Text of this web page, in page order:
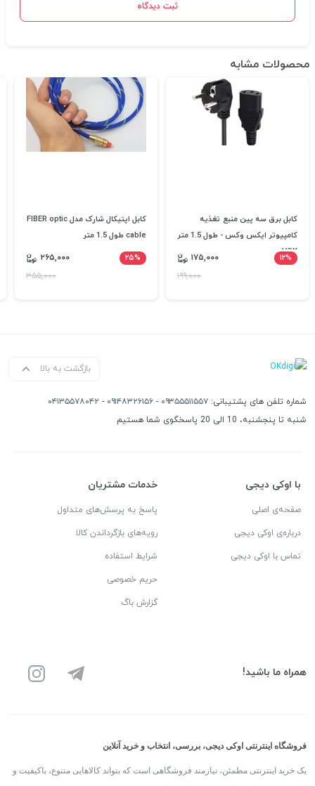
ثبت دیدگاه
محصولات مشابه
کابل برق سه پین منبع تغذیه
کامپیوتر ایکس وکس - طول 1.5 متر
xVOX
۱۲%
۱۷۵,۰۰۰
۱۹۹,۰۰۰
کابل اپتیکال شارک مدل FIBER optic
cable طول 1.5 متر
۲۵%
۲۶۵,۰۰۰
۳۵۵,۰۰۰
بازگشت به بالا
شماره تلفن های پشتیبانی: ۰۹۳۵۵۵۱۱۵۵۷ - ۰۹۱۴۸۳۲۶۱۵۶ - ۰۴۱۳۵۵۷۸۰۴۲
شنبه تا پنجشنبه، 10 الی 20 پاسخگوی شما هستیم
با اوکی دیجی
صفحه‌ی اصلی
درباره‌ی اوکی دیجی
تماس با اوکی دیجی
خدمات مشتریان
پاسخ به پرسش‌های متداول
رویه‌های بازگرداندن کالا
شرایط استفاده
حریم خصوصی
گزارش باگ
همراه ما باشید!
فروشگاه اینترنتی اوکی دیجی، بررسی، انتخاب و خرید آنلاین
یک خرید اینترنتی مطمئن، نیازمند فروشگاهی است که بتواند کالاهایی متنوع، باکیفیت و